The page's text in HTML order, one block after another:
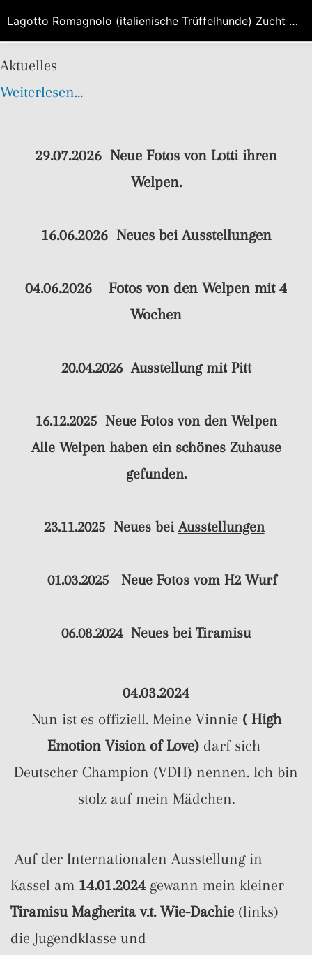
Aktuelles
Weiterlesen...
29.07.2026 Neue Fotos von Lotti ihren
Welpen.
16.06.2026 Neues bei Ausstellungen
04.06.2026 Fotos von den Welpen mit 4
Wochen
20.04.2026 Ausstellung mit Pitt
16.12.2025 Neue Fotos von den Welpen
Alle Welpen haben ein schönes Zuhause
gefunden.
23.11.2025 Neues beiAusstellungen
01.03.2025 Neue Fotos vom H2 Wurf
06.08.2024 Neues bei Tiramisu
04.03.2024
Nun ist es offiziell. Meine Vinnie ( High
Emotion Vision of Love) darf sich
Deutscher Champion (VDH) nennen. Ich bin
stolz auf mein Mädchen.
Auf der Internationalen Ausstellung in
Kassel am 14.01.2024 gewann mein kleiner
Tiramisu Magherita v.t. Wie-Dachie (links)
die Jugendklasse und
Lagotto Romagnolo (italienische Trüffelhunde) Zucht HIGH EMOTION in Brandenburg/Berlin